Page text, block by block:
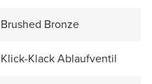
Brushed Bronze
Klick-Klack Ablaufventil